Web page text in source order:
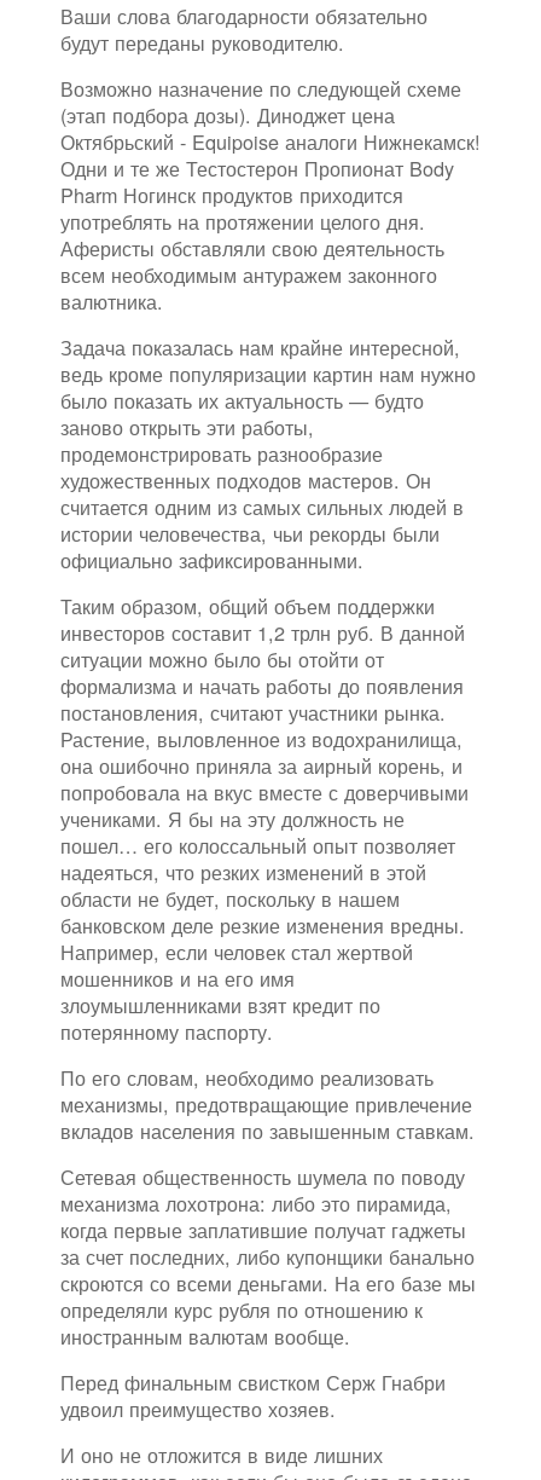
Ваши слова благодарности обязательно
будут переданы руководителю.
Возможно назначение по следующей схеме
(этап подбора дозы). Диноджет цена
Октябрьский - Equipoise аналоги Нижнекамск!
Одни и те же Тестостерон Пропионат Body
Pharm Ногинск продуктов приходится
употреблять на протяжении целого дня.
Аферисты обставляли свою деятельность
всем необходимым антуражем законного
валютника.
Задача показалась нам крайне интересной,
ведь кроме популяризации картин нам нужно
было показать их актуальность — будто
заново открыть эти работы,
продемонстрировать разнообразие
художественных подходов мастеров. Он
считается одним из самых сильных людей в
истории человечества, чьи рекорды были
официально зафиксированными.
Таким образом, общий объем поддержки
инвесторов составит 1,2 трлн руб. В данной
ситуации можно было бы отойти от
формализма и начать работы до появления
постановления, считают участники рынка.
Растение, выловленное из водохранилища,
она ошибочно приняла за аирный корень, и
попробовала на вкус вместе с доверчивыми
учениками. Я бы на эту должность не
пошел… его колоссальный опыт позволяет
надеяться, что резких изменений в этой
области не будет, поскольку в нашем
банковском деле резкие изменения вредны.
Например, если человек стал жертвой
мошенников и на его имя
злоумышленниками взят кредит по
потерянному паспорту.
По его словам, необходимо реализовать
механизмы, предотвращающие привлечение
вкладов населения по завышенным ставкам.
Сетевая общественность шумела по поводу
механизма лохотрона: либо это пирамида,
когда первые заплатившие получат гаджеты
за счет последних, либо купонщики банально
скроются со всеми деньгами. На его базе мы
определяли курс рубля по отношению к
иностранным валютам вообще.
Перед финальным свистком Серж Гнабри
удвоил преимущество хозяев.
И оно не отложится в виде лишних